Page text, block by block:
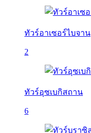
ทัวร์อาเซอร์ไบจาน
2
ทัวร์อุซเบกิสถาน
6